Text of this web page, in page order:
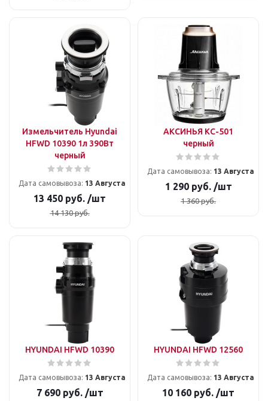
Измельчитель Hyundai
HFWD 10390 1л 390Вт
черный
Дата самовывоза: 13 Августа
13 450 руб. /шт
14 130руб.
АКСИНЬЯ КС-501
черный
Дата самовывоза: 13 Августа
1 290руб. /шт
1 360руб.
HYUNDAI HFWD 10390
Дата самовывоза: 13 Августа
7 690руб. /шт
HYUNDAI HFWD 12560
Дата самовывоза: 13 Августа
10 160 руб. /шт